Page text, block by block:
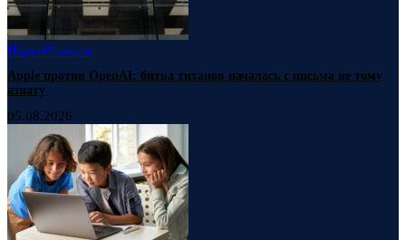
НаукаНовости
Apple против OpenAI: битва титанов началась с письма не тому
азиату
05.08.2026